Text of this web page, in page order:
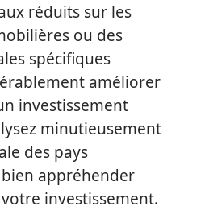
réduits sur les
ou des
spécifiques
améliorer
investissement
minutieusement
des pays
appréhender
investissement.